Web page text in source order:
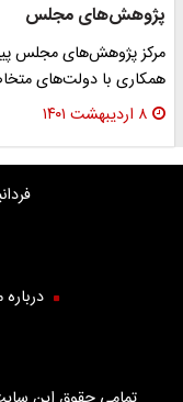
پژوهش‌های مجلس
مرکز پژوهش‌های مجلس
همکاری با دولت‌های
۸ اردیبهشت ۱۴۰۱
درباره